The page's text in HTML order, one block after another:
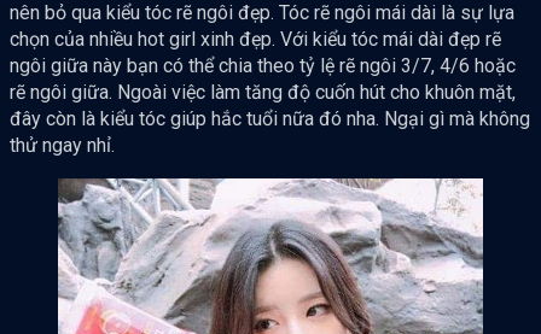
nên bỏ qua kiểu tóc rẽ ngôi đẹp. Tóc rẽ ngôi mái dài là sự lựa
chọn của nhiều hot girl xinh đẹp. Với kiểu tóc mái dài đẹp rẽ
ngôi giữa này bạn có thể chia theo tỷ lệ rẽ ngôi 3/7, 4/6 hoặc
rẽ ngôi giữa. Ngoài việc làm tăng độ cuốn hút cho khuôn mặt,
đây còn là kiểu tóc giúp hắc tuổi nữa đó nha. Ngại gì mà không
thử ngay nhỉ.